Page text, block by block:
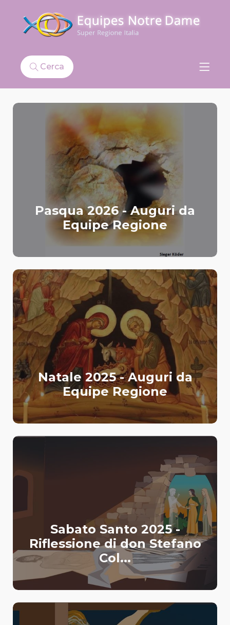
Cerca
Pasqua 2026 - Auguri da
Equipe Regione
Natale 2025 - Auguri da
Equipe Regione
Sabato Santo 2025 -
Riflessione di don Stefano
Col...